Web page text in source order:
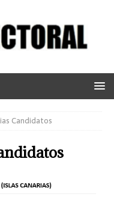
Candidatos